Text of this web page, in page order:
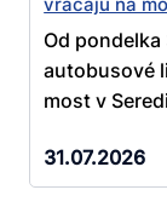
Od
autobusové
most v
31.07.2026